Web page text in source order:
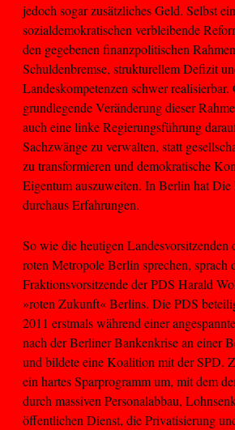
jedoch sogar zusätzliches Geld. Selbst
sozialdemokratischen verbleibende
den gegebenen finanzpolitischen
Schuldenbremse, strukturellem Defizit
Landeskompetenzen schwer realisierbar.
grundlegende Veränderung dieser
auch eine linke Regierungsführung
Sachzwänge zu verwalten, statt
zu transformieren und demokratische
Eigentum auszuweiten. In Berlin hat
durchaus Erfahrungen.
So wie die heutigen
roten Metropole Berlin sprechen, sprach
Fraktionsvorsitzende der PDS Harald
»roten Zukunft« Berlins. Die PDS
2011 erstmals während einer
nach der Berliner Bankenkrise an einer
und bildete eine Koalition mit der SPD.
ein hartes Sparprogramm um, mit dem
durch massiven Personalabbau,
öffentlichen Dienst, die Privatisierung